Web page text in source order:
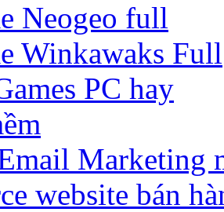
Neogeo full
Winkawaks Full
PC hay
Marketing
website bán